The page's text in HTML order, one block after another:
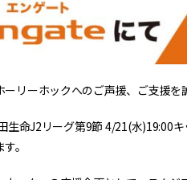
ーリーホックへのご声援、ご支援を
生命J2リーグ第9節 4/21(水)19:00
。